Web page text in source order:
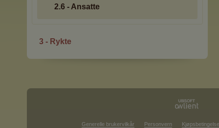
2.6 - Ansatte
3 - Rykte
Generelle brukervilkår Personvern